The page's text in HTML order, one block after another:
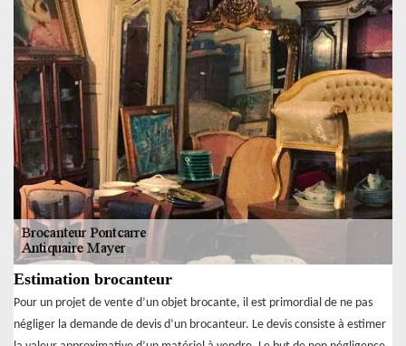
Estimation brocanteur
Pour un projet de vente d’un objet brocante, il est primordial de ne pas
négliger la demande de devis d’un brocanteur. Le devis consiste à estimer